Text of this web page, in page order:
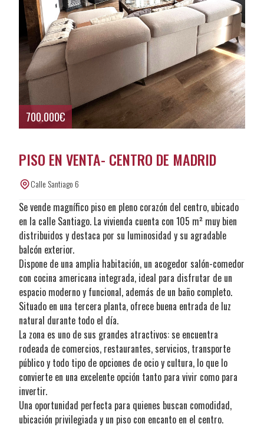
700.000€
PISO EN VENTA- CENTRO DE MADRID
Calle Santiago 6
Se vende magnífico piso en pleno corazón del centro, ubicado
en la calle Santiago. La vivienda cuenta con 105 m² muy bien
distribuidos y destaca por su luminosidad y su agradable
balcón exterior.
Dispone de una amplia habitación, un acogedor salón-comedor
con cocina americana integrada, ideal para disfrutar de un
espacio moderno y funcional, además de un baño completo.
Situado en una tercera planta, ofrece buena entrada de luz
natural durante todo el día.
La zona es uno de sus grandes atractivos: se encuentra
rodeada de comercios, restaurantes, servicios, transporte
público y todo tipo de opciones de ocio y cultura, lo que lo
convierte en una excelente opción tanto para vivir como para
invertir.
Una oportunidad perfecta para quienes buscan comodidad,
ubicación privilegiada y un piso con encanto en el centro.